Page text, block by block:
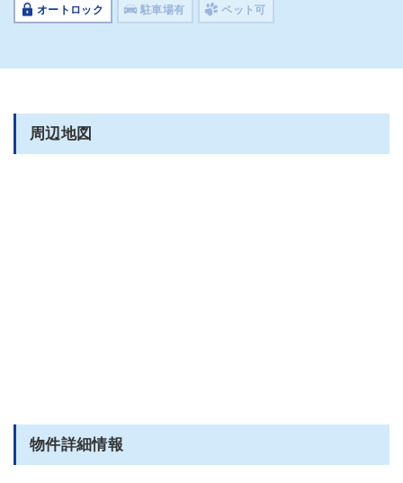
オートロック 駐車場有 ペット可
周辺地図
物件詳細情報